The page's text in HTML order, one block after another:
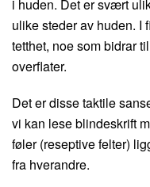
i huden. Det er svært
ulike steder av huden. I
tetthet, noe som bidrar
overflater.
Det er disse taktile
vi kan lese blindeskrift
føler (reseptive felter)
fra hverandre.